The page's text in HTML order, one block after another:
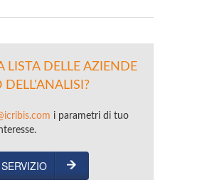
LISTA DELLE AZIENDE
DELL'ANALISI?
i parametri di tuo